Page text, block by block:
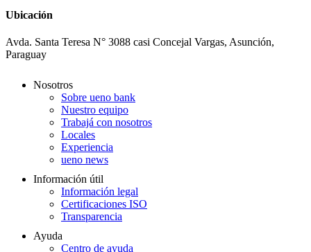
Ubicación
Avda. Santa Teresa N° 3088 casi Concejal Vargas, Asunción,
Paraguay
Nosotros
Sobre ueno bank
Nuestro equipo
Trabajá con nosotros
Locales
Experiencia
ueno news
Información útil
Información legal
Certificaciones ISO
Transparencia
Ayuda
Centro de ayuda